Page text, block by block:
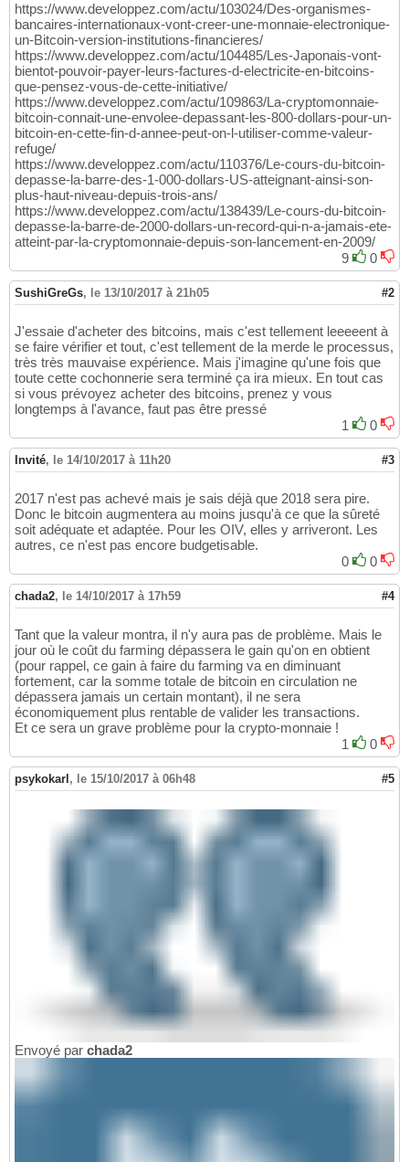
https://www.developpez.com/actu/103024/Des-organismes-
bancaires-internationaux-vont-creer-une-monnaie-electronique-
un-Bitcoin-version-institutions-financieres/
https://www.developpez.com/actu/104485/Les-Japonais-vont-
bientot-pouvoir-payer-leurs-factures-d-electricite-en-bitcoins-
que-pensez-vous-de-cette-initiative/
https://www.developpez.com/actu/109863/La-cryptomonnaie-
bitcoin-connait-une-envolee-depassant-les-800-dollars-pour-un-
bitcoin-en-cette-fin-d-annee-peut-on-l-utiliser-comme-valeur-
refuge/
https://www.developpez.com/actu/110376/Le-cours-du-bitcoin-
depasse-la-barre-des-1-000-dollars-US-atteignant-ainsi-son-
plus-haut-niveau-depuis-trois-ans/
https://www.developpez.com/actu/138439/Le-cours-du-bitcoin-
depasse-la-barre-de-2000-dollars-un-record-qui-n-a-jamais-ete-
atteint-par-la-cryptomonnaie-depuis-son-lancement-en-2009/
9
0
SushiGreGs, le 13/10/2017 à 21h05 #2
J'essaie d'acheter des bitcoins, mais c'est tellement leeeeent à
se faire vérifier et tout, c'est tellement de la merde le processus,
très très mauvaise expérience. Mais j'imagine qu'une fois que
toute cette cochonnerie sera terminé ça ira mieux. En tout cas
si vous prévoyez acheter des bitcoins, prenez y vous
longtemps à l'avance, faut pas être pressé
1
0
Invité, le 14/10/2017 à 11h20 #3
2017 n'est pas achevé mais je sais déjà que 2018 sera pire.
Donc le bitcoin augmentera au moins jusqu'à ce que la sûreté
soit adéquate et adaptée. Pour les OIV, elles y arriveront. Les
autres, ce n'est pas encore budgetisable.
0
0
chada2, le 14/10/2017 à 17h59 #4
Tant que la valeur montra, il n'y aura pas de problème. Mais le
jour où le coût du farming dépassera le gain qu'on en obtient
(pour rappel, ce gain à faire du farming va en diminuant
fortement, car la somme totale de bitcoin en circulation ne
dépassera jamais un certain montant), il ne sera
économiquement plus rentable de valider les transactions.
Et ce sera un grave problème pour la crypto-monnaie !
1
0
psykokarl , le 15/10/2017 à 06h48 #5
Envoyé par chada2